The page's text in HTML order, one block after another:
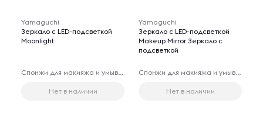
Yamaguchi
Зеркало с LED-подсветкой
Moonlight
Спонжи для макияжа и умывания лица
Нет в наличии
Yamaguchi
Зеркало с LED-подсветкой
Makeup Mirror Зеркало с
подсветкой
Спонжи для макияжа и умывания лица
Нет в наличии